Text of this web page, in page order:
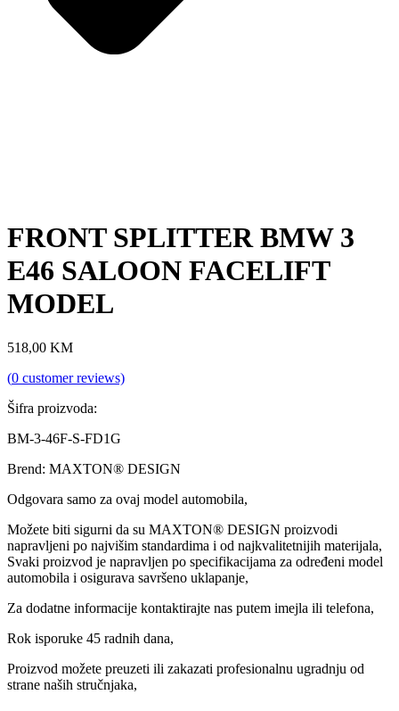
FRONT SPLITTER BMW 3
E46 SALOON FACELIFT
MODEL
518,00 KM
(0 customer reviews)
Šifra proizvoda:
BM-3-46F-S-FD1G
Brend: MAXTON® DESIGN
Odgovara samo za ovaj model automobila,
Možete biti sigurni da su MAXTON® DESIGN proizvodi
napravljeni po najvišim standardima i od najkvalitetnijih materijala,
Svaki proizvod je napravljen po specifikacijama za određeni model
automobila i osigurava savršeno uklapanje,
Za dodatne informacije kontaktirajte nas putem imejla ili telefona,
Rok isporuke 45 radnih dana,
Proizvod možete preuzeti ili zakazati profesionalnu ugradnju od
strane naših stručnjaka,